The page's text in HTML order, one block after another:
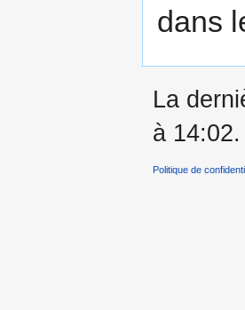
dans
La
à 14:02.
Politique de